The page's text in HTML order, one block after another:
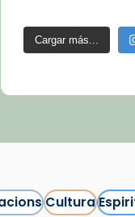
Cargar más...
Cultura